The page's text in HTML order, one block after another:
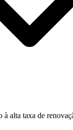
à alta taxa de